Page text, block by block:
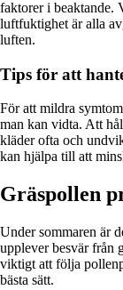
faktorer i beaktande.
luftfuktighet är alla
luften.
Tips för att
För att mildra
man kan vidta. Att
kläder ofta och
kan hjälpa till att
Gräspollen
Under sommaren är
upplever besvär från
viktigt att följa
bästa sätt.